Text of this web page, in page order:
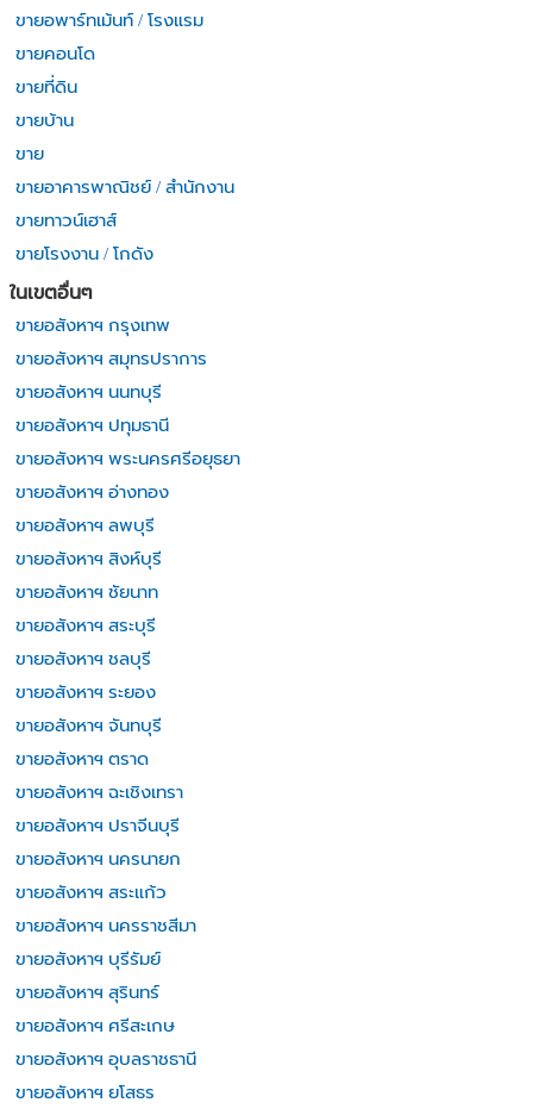
ขายอพาร์ทเม้นท์ / โรงแรม
ขายคอนโด
ขายที่ดิน
ขายบ้าน
ขาย
ขายอาคารพาณิชย์ / สำนักงาน
ขายทาวน์เฮาส์
ขายโรงงาน / โกดัง
ในเขตอื่นๆ
ขายอสังหาฯ กรุงเทพ
ขายอสังหาฯ สมุทรปราการ
ขายอสังหาฯ นนทบุรี
ขายอสังหาฯ ปทุมธานี
ขายอสังหาฯ พระนครศรีอยุธยา
ขายอสังหาฯ อ่างทอง
ขายอสังหาฯ ลพบุรี
ขายอสังหาฯ สิงห์บุรี
ขายอสังหาฯ ชัยนาท
ขายอสังหาฯ สระบุรี
ขายอสังหาฯ ชลบุรี
ขายอสังหาฯ ระยอง
ขายอสังหาฯ จันทบุรี
ขายอสังหาฯ ตราด
ขายอสังหาฯ ฉะเชิงเทรา
ขายอสังหาฯ ปราจีนบุรี
ขายอสังหาฯ นครนายก
ขายอสังหาฯ สระแก้ว
ขายอสังหาฯ นครราชสีมา
ขายอสังหาฯ บุรีรัมย์
ขายอสังหาฯ สุรินทร์
ขายอสังหาฯ ศรีสะเกษ
ขายอสังหาฯ อุบลราชธานี
ขายอสังหาฯ ยโสธร